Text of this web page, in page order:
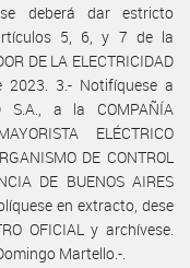
deberá dar estricto
5, 6, y 7 de la
DE LA ELECTRICIDAD
2023. 3.- Notifíquese a
S.A., a la COMPAÑÍA
ELÉCTRICO
DE CONTROL
DE BUENOS AIRES
en extracto, dese
OFICIAL y archívese.
Martello.-.